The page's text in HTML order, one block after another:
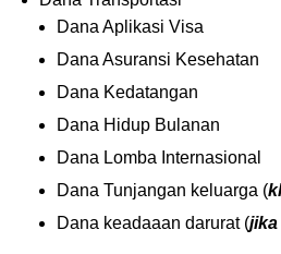
Dana Aplikasi Visa
Dana Asuransi Kesehatan
Dana Kedatangan
Dana Hidup Bulanan
Dana Lomba Internasional
Dana Tunjangan keluarga (
Dana keadaaan darurat (jika